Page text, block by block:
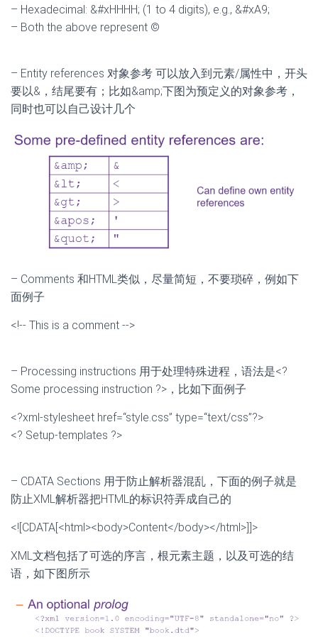
– Hexadecimal: &#xHHHH; (1 to 4 digits), e.g., &#xA9;
– Both the above represent ©
– Entity references 对象参考 可以放入到元素/属性中，开头
要以&，结尾要有；比如&amp;下图为预定义的对象参考，
同时也可以自己设计几个
– Comments 和HTML类似，尽量简短，不要琐碎，例如下
面例子
<!-- This is a comment -->
– Processing instructions 用于处理特殊进程，语法是<?
Some processing instruction ?>，比如下面例子
<?xml-stylesheet href=“style.css” type=“text/css”?>
<? Setup-templates ?>
– CDATA Sections 用于防止解析器混乱，下面的例子就是
防止XML解析器把HTML的标识符弄成自己的
<![CDATA[<html><body>Content</body></html>]]>
XML文档包括了可选的序言，根元素主题，以及可选的结
语，如下图所示